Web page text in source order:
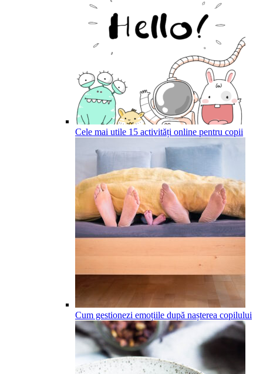
Cele mai utile 15 activități online pentru copii
Cum gestionezi emoțiile după nașterea copilului